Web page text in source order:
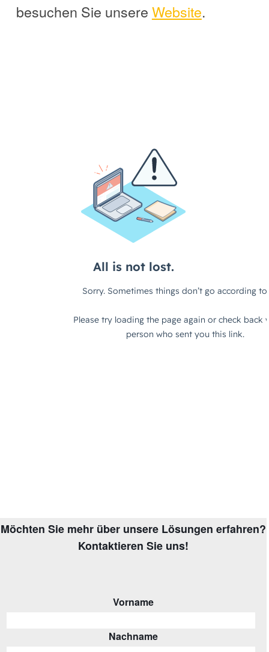
besuchen Sie unsere Website.
Möchten Sie mehr über unsere Lösungen erfahren?
Kontaktieren Sie uns!
Vorname
Nachname